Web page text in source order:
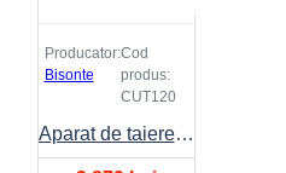
Producator:
Bisonte
Cod
produs:
CUT120
Aparat de taiere cu plasma BISONTE CUT-120 20A-120A 400V